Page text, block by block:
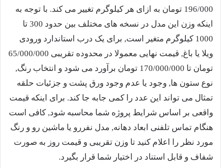
196/000 تومان به ازای هر کیلوگرم تغییر می کند. با توجه به
اینکه وزن این مدل در نسخه های مختلف بین حدود 300 تا
1000 کیلوگرم متغیر است, برای یک درب استاندارد ورودی
ویلا یا باغ, قیمت نهایی معمولا در محدوده تقریبی 65/000/000
تومان تا 170/000/000 تومان برآورد می شود و انتخاب رنگ,
نوع ستون ها, وجود یا عدم وجود ورق پشت و جزئیات حلقه
تمثال می تواند این عدد را کمی جابه جا کند. برای اینکه قیمت
واقعی بر اساس شرایط پروژه شما محاسبه شود, کافی است
هنگام تماس تلفنی ابعاد دهانه, مدل نفررو یا ماشین رو و رنگ
مورد نظر را اعلام کنید تا وزن تقریبی و قیمت روز به صورت
شفاف و قابل استناد در اختیار شما قرار بگیرد.